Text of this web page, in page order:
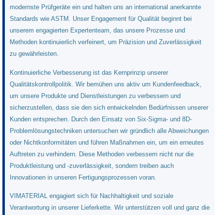
modernste Prüfgeräte ein und halten uns an international anerkannte
Standards wie ASTM. Unser Engagement für Qualität beginnt bei
unserem engagierten Expertenteam, das unsere Prozesse und
Methoden kontinuierlich verfeinert, um Präzision und Zuverlässigkeit
zu gewährleisten.
Kontinuierliche Verbesserung ist das Kernprinzip unserer
Qualitätskontrollpolitik. Wir bemühen uns aktiv um Kundenfeedback,
um unsere Produkte und Dienstleistungen zu verbessern und
sicherzustellen, dass sie den sich entwickelnden Bedürfnissen unserer
Kunden entsprechen. Durch den Einsatz von Six-Sigma- und 8D-
Problemlösungstechniken untersuchen wir gründlich alle Abweichungen
oder Nichtkonformitäten und führen Maßnahmen ein, um ein erneutes
Auftreten zu verhindern. Diese Methoden verbessern nicht nur die
Produktleistung und -zuverlässigkeit, sondern treiben auch
Innovationen in unseren Fertigungsprozessen voran.
VIMATERIAL engagiert sich für Nachhaltigkeit und soziale
Verantwortung in unserer Lieferkette. Wir unterstützen voll und ganz die